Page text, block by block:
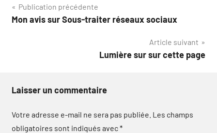
Navigation
de
Publication précédente
Mon avis sur Sous-traiter réseaux sociaux
Article suivant
Lumière sur sur cette page
Laisser un commentaire
Votre adresse e-mail ne sera pas publiée. Les champs
obligatoires sont indiqués avec*